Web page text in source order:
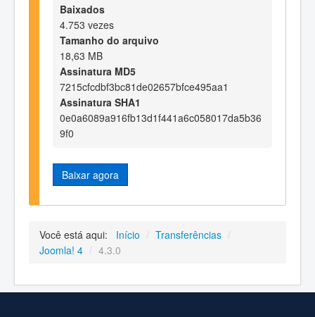
Baixados
4.753 vezes
Tamanho do arquivo
18,63 MB
Assinatura MD5
7215cfcdbf3bc81de02657bfce495aa1
Assinatura SHA1
0e0a6089a916fb13d1f441a6c058017da5b36
9f0
Baixar agora
Você está aqui: Início / Transferências /
Joomla! 4 / 4.3.0